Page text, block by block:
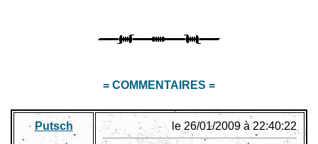
= COMMENTAIRES =
Putsch le 26/01/2009 à 22:40:22